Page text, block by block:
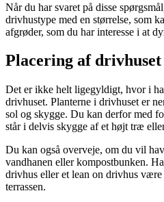
Når du har svaret på disse
drivhustype med en størrelse, som
afgrøder, som du har interesse i at
Placering af drivhuset
Det er ikke helt ligegyldigt, hvor i
drivhuset. Planterne i drivhuset er
sol og skygge. Du kan derfor med
står i delvis skygge af et højt træ
Du kan også overveje, om du vil
vandhanen eller kompostbunken.
drivhus eller et lean on drivhus være
terrassen.